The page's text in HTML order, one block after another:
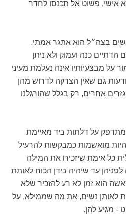
אישי, פשוט אל תכנסו לחדר
בצה״ל הוא אתגר אמתי.
כנה ועמוק ולא ניתן
על מבצעיותיו אינה נעלמת מעיני
גם שאין הצדקה לדרוש מהן
אחרים, רק בגלל שהורגלנו
מתדפק על דלתות ביד מאיימת
מואשמות כמבקשות להרעיל
כל אימת שיזכירו את המילה
לפניהן עד שיהיה בידן הכוח לאותת
הוא זמן לא רע להזכיר שלא
לאותן נשים, את מה שממילא, על
- מגיע להן.